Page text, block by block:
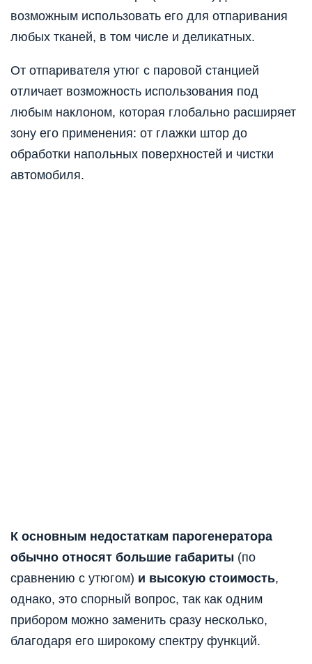
возможным использовать его для отпаривания
любых тканей, в том числе и деликатных.
От отпаривателя утюг с паровой станцией
отличает возможность использования под
любым наклоном, которая глобально расширяет
зону его применения: от глажки штор до
обработки напольных поверхностей и чистки
автомобиля.
К основным недостаткам парогенератора
обычно относят большие габариты (по
сравнению с утюгом) и высокую стоимость,
однако, это спорный вопрос, так как одним
прибором можно заменить сразу несколько,
благодаря его широкому спектру функций.